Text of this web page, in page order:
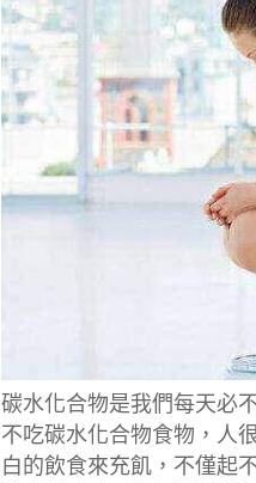
碳水化合物是我們每天必
不吃碳水化合物食物，人
白的飲食來充飢，不僅起